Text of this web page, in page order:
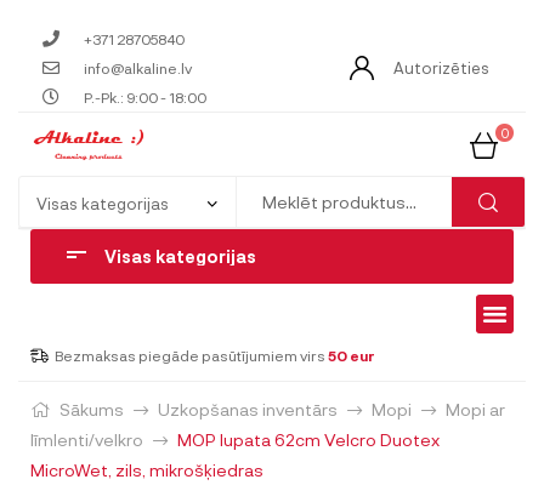
+371 28705840
info@alkaline.lv
P.-Pk.: 9:00 - 18:00
Autorizēties
0
Visas kategorijas
Bezmaksas piegāde pasūtījumiem virs 50 eur
Sākums Uzkopšanas inventārs Mopi
Mopi ar
līmlenti/velkro
MOP lupata 62cm Velcro Duotex
MicroWet, zils, mikrošķiedras